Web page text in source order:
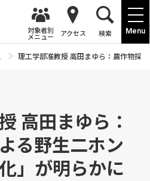
Menu
対象者別
メニュー アクセス 検索
理工学部准教授 高田まゆら：農作物採
高田まゆら：
る野生二ホン
」が明らかに